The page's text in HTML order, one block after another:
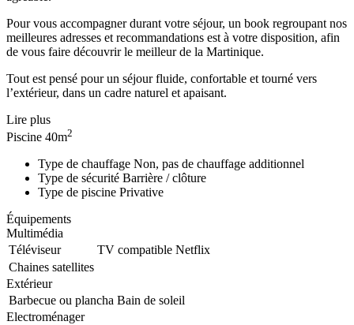
Pour vous accompagner durant votre séjour, un book regroupant nos
meilleures adresses et recommandations est à votre disposition, afin
de vous faire découvrir le meilleur de la Martinique.
Tout est pensé pour un séjour fluide, confortable et tourné vers
l’extérieur, dans un cadre naturel et apaisant.
Lire plus
Piscine 40m2
Type de chauffage Non, pas de chauffage additionnel
Type de sécurité Barrière / clôture
Type de piscine Privative
Équipements
Multimédia
Téléviseur
TV compatible Netflix
Chaines satellites
Extérieur
Barbecue ou plancha Bain de soleil
Electroménager